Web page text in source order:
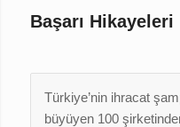
Başarı Hikayeleri
Türkiye’nin ihracat
büyüyen 100